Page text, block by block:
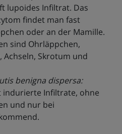
lupoides Infiltrat. Das
findet man fast
oder an der Mamille.
sind Ohrläppchen,
Achseln, Skrotum und
benigna dispersa:
indurierte Infiltrate, ohne
und nur bei